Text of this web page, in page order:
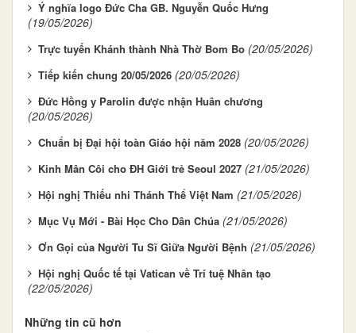
Ý nghĩa logo Đức Cha GB. Nguyễn Quốc Hưng
(19/05/2026)
Trực tuyến Khánh thành Nhà Thờ Bom Bo (20/05/2026)
Tiếp kiến chung 20/05/2026 (20/05/2026)
Đức Hồng y Parolin được nhận Huân chương
(20/05/2026)
Chuẩn bị Đại hội toàn Giáo hội năm 2028 (20/05/2026)
Kinh Mân Côi cho ĐH Giới trẻ Seoul 2027 (21/05/2026)
Hội nghị Thiếu nhi Thánh Thể Việt Nam (21/05/2026)
Mục Vụ Mới - Bài Học Cho Dân Chúa (21/05/2026)
Ơn Gọi của Người Tu Sĩ Giữa Người Bệnh (21/05/2026)
Hội nghị Quốc tế tại Vatican về Trí tuệ Nhân tạo
(22/05/2026)
Những tin cũ hơn